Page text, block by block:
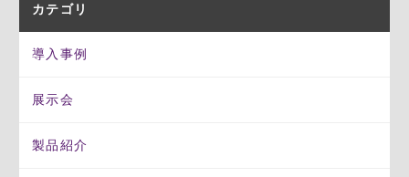
カテゴリ
導入事例
展示会
製品紹介